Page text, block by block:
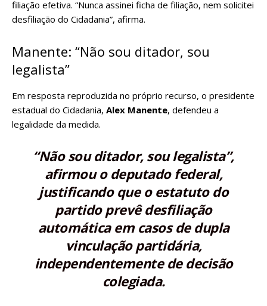
filiação efetiva. “Nunca assinei ficha de filiação, nem solicitei
desfiliação do Cidadania”, afirma.
Manente: “Não sou ditador, sou
legalista”
Em resposta reproduzida no próprio recurso, o presidente
estadual do Cidadania, Alex Manente, defendeu a
legalidade da medida.
“Não sou ditador, sou legalista”,
afirmou o deputado federal,
justificando que o estatuto do
partido prevêdesfiliação
automáticaem casos de dupla
vinculação partidária,
independentemente de decisão
colegiada.